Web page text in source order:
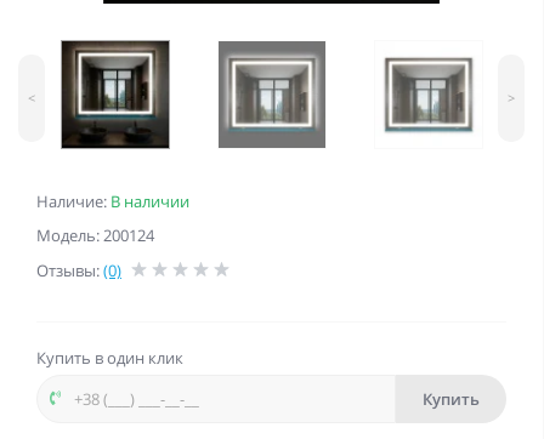
Наличие: В наличии
Модель: 200124
Отзывы:(0)
< >
Купить в один клик
Купить